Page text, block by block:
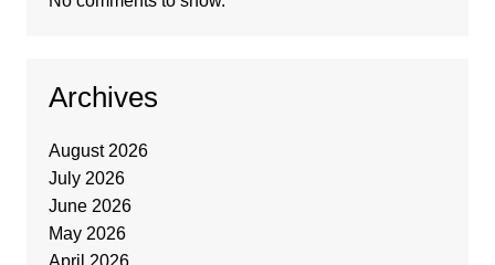
Archives
August 2026
July 2026
June 2026
May 2026
April 2026